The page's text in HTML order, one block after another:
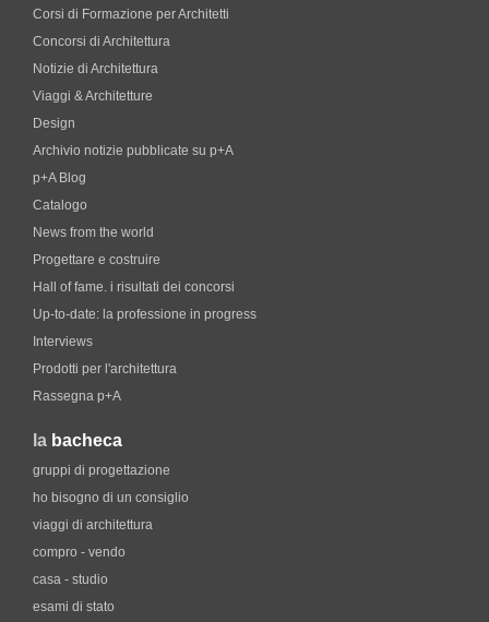
Corsi di Formazione per Architetti
Concorsi di Architettura
Notizie di Architettura
Viaggi & Architetture
Design
Archivio notizie pubblicate su p+A
p+A Blog
Catalogo
News from the world
Progettare e costruire
Hall of fame. i risultati dei concorsi
Up-to-date: la professione in progress
Interviews
Prodotti per l'architettura
Rassegna p+A
la bacheca
gruppi di progettazione
ho bisogno di un consiglio
viaggi di architettura
compro - vendo
casa - studio
esami di stato